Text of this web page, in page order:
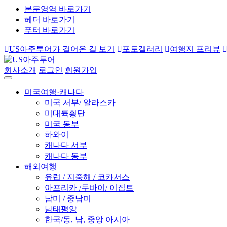
본문영역 바로가기
헤더 바로가기
푸터 바로가기
US아주투어가 걸어온 길 보기 포토갤러리 여행지 프리뷰
회사소개 로그인 회원가입
미국여행·캐나다
미국 서부/ 알라스카
미대륙횡단
미국 동부
하와이
캐나다 서부
캐나다 동부
해외여행
유럽 / 지중해 / 코카서스
아프리카 /두바이/ 이집트
남미 / 중남미
남태평양
한국/동, 남, 중앙 아시아